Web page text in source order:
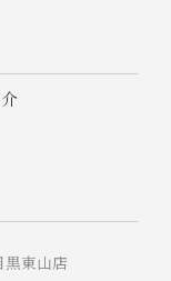
東山店